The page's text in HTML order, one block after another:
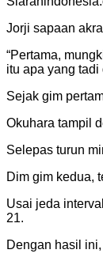
Jorji sapaan
“Pertama,
itu apa yang tadi
Sejak gim
Okuhara tampil
Selepas turun
Dim gim kedua,
Usai jeda
21.
Dengan hasil